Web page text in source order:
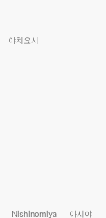
야치요시
Nishinomiya 아시야